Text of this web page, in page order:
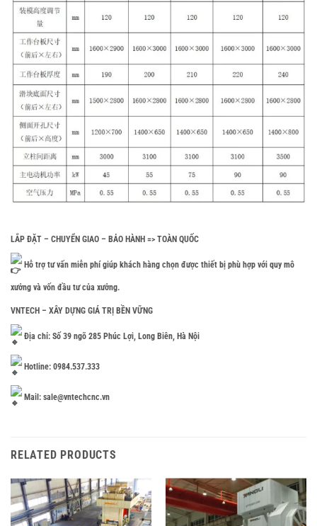
LẮP ĐẶT – CHUYỂN GIAO – BẢO HÀNH => TOÀN QUỐC
Hỗ trợ tư vấn miễn phí giúp khách hàng chọn được thiết bị phù hợp với quy mô
xưởng và vốn đầu tư của xưởng.
VNTECH – XÂY DỰNG GIÁ TRỊ BỀN VỮNG
Địa chỉ: Số 39 ngõ 285 Phúc Lợi, Long Biên, Hà Nội
Hotline: 0984.537.333
Mail: sale@vntechcnc.vn
RELATED PRODUCTS